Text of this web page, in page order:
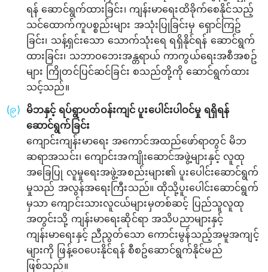
ရန် ဆောင်ရွက်ထားခြင်း၊ ကျန်းမာရေးထိခိုက်စေနိုင်သည့်
သင်ထောက်ကူပစ္စည်းများ အသုံးပြုခြင်းမှ ရှောင်ကြဥ်
ခြင်း၊ သန့်ရှင်းသော‌ သောက်သုံးရေ ရရှိနိုင်ရန် ဆောင်ရွက်
ထားခြင်း၊ သဘာဝဘေးအန္တရာယ် ကာကွယ်ရေးအစီအစဥ်
များ ကြိုတင်ပြင်ဆင်ခြင်း စသည်တို့ကို ဆောင်ရွက်ထား
သင့်သည်။
မိဘနှင့် ရပ်ရွာပတ်ဝန်းကျင် ပူးပေါင်းပါဝင်မှု ရရှိရန်
ဆောင်ရွက်ခြင်း
ကျောင်းကျန်းမာရေး အကောင်အထည်ဖော်ရာတွင် မိဘ
ဆရာအသင်း၊ ကျောင်းအကျိုးဆောင်အဖွဲ့များနှင့် လူထု
အခြေပြု လူမှု‌ရေးအဖွဲ့အစည်းများ၏ ပူးပေါင်းဆောင်ရွက်
မှုသည် အလွန်အရေးကြီးသည်။ ထိုသို့ပူးပေါင်းဆောင်ရွက်
မှသာ ကျောင်းသားလူငယ်များမှတစ်ဆင့် ပြည်သူလူထု
အတွင်းသို့ ကျန်းမာရေးဆိုင်ရာ အသိပညာများနှင့်
ကျန်းမာ‌ရေးနှင့် ညီညွတ်သော ကောင်းမွန်သည့်အမူအကျင့်
များကို ဖြန့်ဝေပေးနိုင်ရန်‌ စီစဥ်ဆောင်ရွက်နိုင်မည်
ဖြစ်သည်။